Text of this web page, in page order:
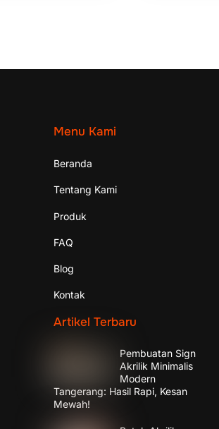
Menu Kami
Beranda
Tentang Kami
Produk
FAQ
Blog
Kontak
Artikel Terbaru
Pembuatan Sign
Akrilik Minimalis
Modern
Tangerang: Hasil Rapi, Kesan
Mewah!